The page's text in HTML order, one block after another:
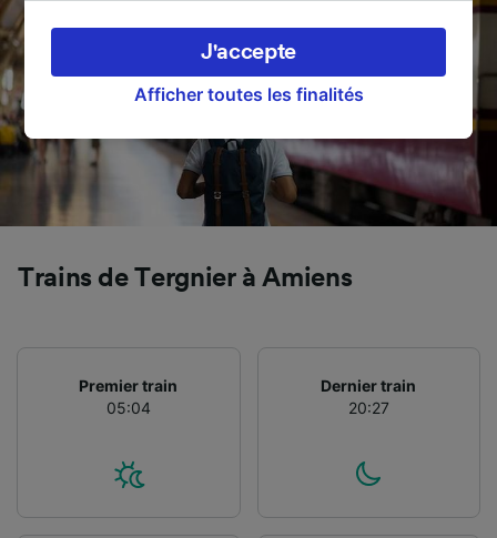
Trains de Tergnier à Amiens
Premier train
05:04
Dernier train
20:27
préférences, notamment en exerçant votre
droit d’opposition à l’intérêt légitime, en
cliquant ci-dessous ou à tout moment sur la
préférences seront signalées à nos partenaires
et n’affecteront pas les données de navigation.
Vos données ne seront pas utilisées à des fins
de traçage si vous nous avez demandé de ne
Nos équipes ainsi que nos partenaires
finalités suivantes :
Utiliser des données de géolocalisation
précises. Analyser activement les
caractéristiques de l’appareil pour
informations sur un appareil. Publicités et
contenu personnalisés, mesure de
performance des publicités et du contenu,
études d’audience et développement de
Afficher toutes les finalités
J'accepte